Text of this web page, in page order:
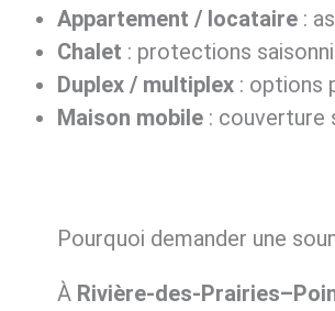
Appartement / locataire :
Chalet : protections
Duplex / multiplex : options
Maison mobile : couverture
Pourquoi demander une
À Rivière-des-